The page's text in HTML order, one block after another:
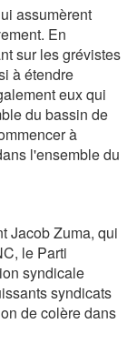
assumèrent
En
sur les grévistes
à étendre
eux qui
du bassin de
à
l'ensemble du
Jacob Zuma, qui
le Parti
syndicale
syndicats
de colère dans